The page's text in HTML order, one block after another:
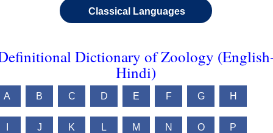
Classical Languages
Dictionary of Zoology
Hindi)
A B C D E F G H
J K L M N O P